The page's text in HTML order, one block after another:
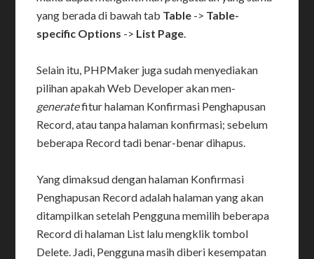
yang berada di bawah tab Table -> Table-
specific Options -> List Page.
Selain itu, PHPMaker juga sudah menyediakan
pilihan apakah Web Developer akan men-
generatefitur halaman Konfirmasi Penghapusan
Record, atau tanpa halaman konfirmasi; sebelum
beberapa Record tadi benar-benar dihapus.
Yang dimaksud dengan halaman Konfirmasi
Penghapusan Record adalah halaman yang akan
ditampilkan setelah Pengguna memilih beberapa
Record di halaman List lalu mengklik tombol
Delete. Jadi, Pengguna masih diberi kesempatan